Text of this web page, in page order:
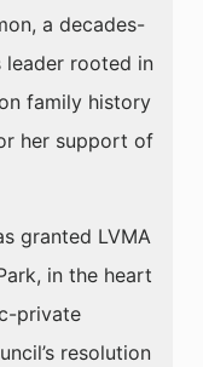
a decades-
leader rooted in
family history
her support of
granted LVMA
in the heart
private
resolution